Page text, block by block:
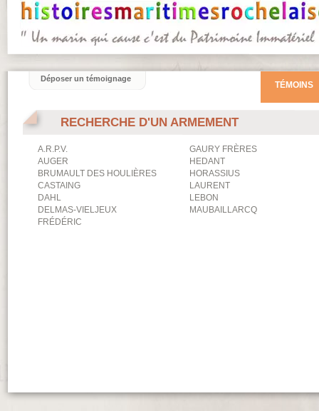
RECHERCHE D'UN ARMEMENT
A.R.P.V.
GAURY FRÈRES
AUGER
HEDANT
BRUMAULT DES HOULIÈRES
HORASSIUS
CASTAING
LAURENT
DAHL
LEBON
DELMAS-VIELJEUX
MAUBAILLARCQ
FRÉDÉRIC
TÉMOINS
Déposer un témoignage